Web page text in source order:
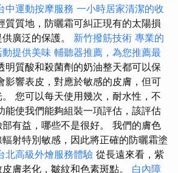
中運動按摩服務 一小時居家清潔的收
質質地，防曬霜可糾正現有的太陽損
廣泛的保護。 新竹撥筋技術 專業的
提供美味 輔聽器推薦，為您推薦最
明質酸和殺菌劑的奶油整天都可以保
影響表皮，對應於敏感的皮膚，但可
您可以每天使用幾次，耐水性，不
能使我們能夠組裝一項評估，該評估
有益，哪些不是很好。 我們的膚色
射特別敏感，因此將正確的防曬霜塗
北高級外燴服務體驗 從長遠來看，紫
膚老化，皺紋和色素斑點。 白內障